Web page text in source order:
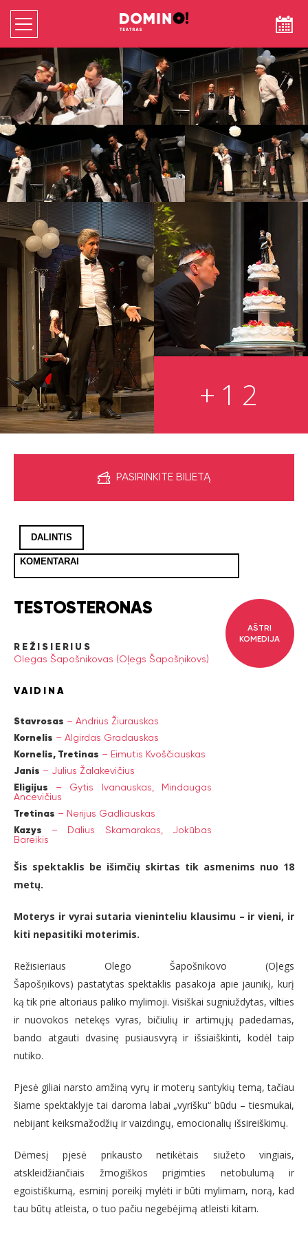
+12
PASIRINKITE BILIETĄ
DALINTIS
KOMENTARAI
TESTOSTERONAS
REŽISIERIUS
Olegas Šapošnikovas (Oļegs Šapošņikovs)
VAIDINA
Stavrosas – Andrius Žiurauskas
Kornelis – Algirdas Gradauskas
Kornelis, Tretinas – Eimutis Kvoščiauskas
Janis – Julius Žalakevičius
Eligijus – Gytis Ivanauskas, Mindaugas
Ancevičius
Tretinas – Nerijus Gadliauskas
Kazys – Dalius Skamarakas, Jokūbas
Bareikis
AŠTRI
KOMEDIJA
Šis spektaklis be išimčių skirtas tik asmenims nuo 18
metų.
Moterys ir vyrai sutaria vieninteliu klausimu – ir vieni, ir
kiti nepasitiki moterimis.
Režisieriaus Olego Šapošnikovo (Oļegs
Šapošņikovs) pastatytas spektaklis pasakoja apie jaunikį, kurį
ką tik prie altoriaus paliko mylimoji. Visiškai sugniuždytas, vilties
ir nuovokos netekęs vyras, bičiulių ir artimųjų padedamas,
bando atgauti dvasinę pusiausvyrą ir išsiaiškinti, kodėl taip
nutiko.
Pjesė giliai narsto amžiną vyrų ir moterų santykių temą, tačiau
šiame spektaklyje tai daroma labai „vyrišku“ būdu – tiesmukai,
nebijant keiksmažodžių ir vaizdingų, emocionalių išsireiškimų.
Dėmesį pjesė prikausto netikėtais siužeto vingiais,
atskleidžiančiais žmogiškos prigimties netobulumą ir
egoistiškumą, esminį poreikį mylėti ir būti mylimam, norą, kad
tau būtų atleista, o tuo pačiu negebėjimą atleisti kitam.